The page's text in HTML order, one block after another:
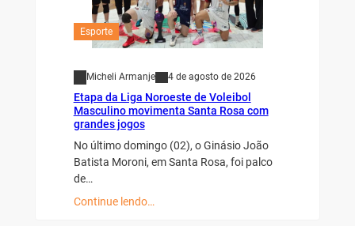
Esporte
Micheli Armanje 4 de agosto de 2026
Etapa da Liga Noroeste de Voleibol
Masculino movimenta Santa Rosa com
grandes jogos
No último domingo (02), o Ginásio João
Batista Moroni, em Santa Rosa, foi palco
de…
Continue lendo…